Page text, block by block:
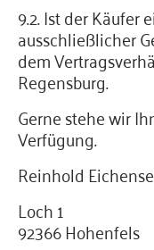
9.2. Ist der Käufer
ausschließlicher
dem
Regensburg.
Gerne stehe wir
Verfügung.
Reinhold
Loch 1
92366 Hohenfels